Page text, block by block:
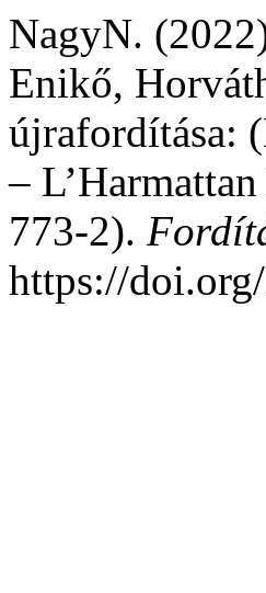
NagyN.
Enikő,
újrafordítása:
–
773-2).
https://